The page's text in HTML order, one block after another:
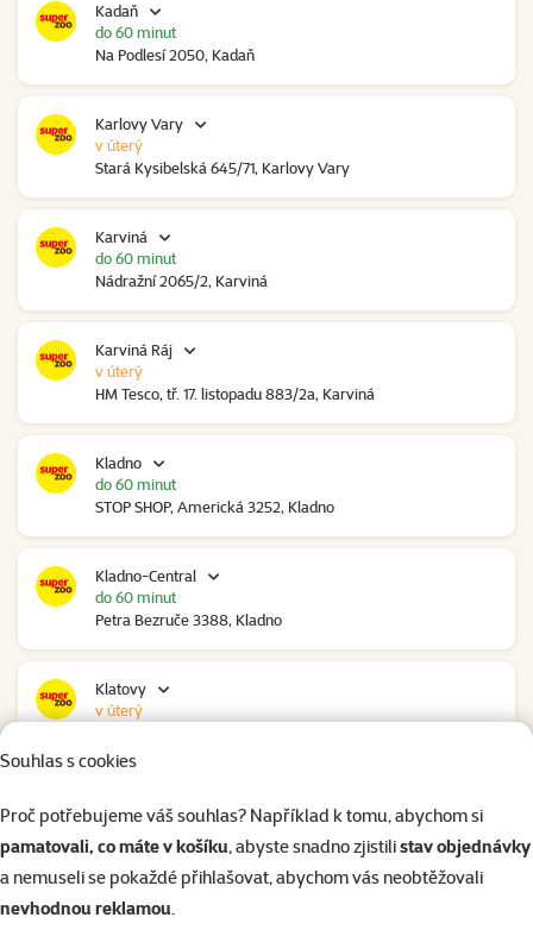
Souhlas s cookies
Proč potřebujeme váš souhlas? Například k tomu, abychom si
pamatovali, co máte v košíku, abyste snadno zjistilistav objednávky
a nemuseli se pokaždé přihlašovat, abychom vás neobtěžovali
nevhodnou reklamou.
Kadaň
Na Podlesí 2050, Kadaň
do 60 minut
Karlovy Vary
Stará Kysibelská 645/71, Karlovy Vary
v úterý
Karviná
Nádražní 2065/2, Karviná
do 60 minut
Karviná Ráj
HM Tesco, tř. 17. listopadu 883/2a, Karviná
v úterý
Kladno
STOP SHOP, Americká 3252, Kladno
do 60 minut
Kladno-Central
Petra Bezruče 3388, Kladno
do 60 minut
Klatovy
v úterý
Polepská 979, Kolín
do 60 minut
Kolín Ovčáry